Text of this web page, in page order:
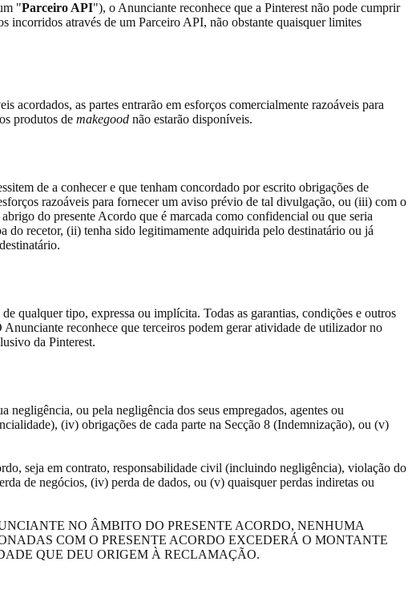
"Parceiro API"), o Anunciante reconhece que a Pinterest não pode cumprir
incorridos através de um Parceiro API, não obstante quaisquer limites
acordados, as partes entrarão em esforços comercialmente razoáveis para
produtos de makegood não estarão disponíveis.
de a conhecer e que tenham concordado por escrito obrigações de
razoáveis para fornecer um aviso prévio de tal divulgação, ou (iii) com o
do presente Acordo que é marcada como confidencial ou que seria
do recetor, (ii) tenha sido legitimamente adquirida pelo destinatário ou já
qualquer tipo, expressa ou implícita. Todas as garantias, condições e outros
reconhece que terceiros podem gerar atividade de utilizador no
da Pinterest.
ou pela negligência dos seus empregados, agentes ou
(iv) obrigações de cada parte na Secção 8 (Indemnização), ou (v)
seja em contrato, responsabilidade civil (incluindo negligência), violação do
de negócios, (iv) perda de dados, ou (v) quaisquer perdas indiretas ou
NO ÂMBITO DO PRESENTE ACORDO, NENHUMA
COM O PRESENTE ACORDO EXCEDERÁ O MONTANTE
QUE DEU ORIGEM À RECLAMAÇÃO.